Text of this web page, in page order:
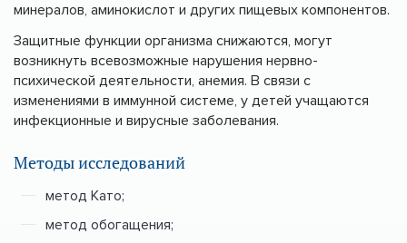
минералов, аминокислот и других пищевых компонентов.
Защитные функции организма снижаются, могут
возникнуть всевозможные нарушения нервно-
психической деятельности, анемия. В связи с
изменениями в иммунной системе, у детей учащаются
инфекционные и вирусные заболевания.
Методы исследований
метод Като;
метод обогащения;